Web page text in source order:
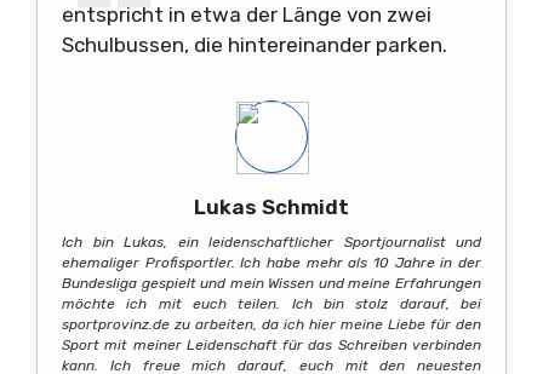
entspricht in etwa der Länge von zwei
Schulbussen, die hintereinander parken.
Lukas Schmidt
Ich bin Lukas, ein leidenschaftlicher Sportjournalist und
ehemaliger Profisportler. Ich habe mehr als 10 Jahre in der
Bundesliga gespielt und mein Wissen und meine Erfahrungen
möchte ich mit euch teilen. Ich bin stolz darauf, bei
sportprovinz.de zu arbeiten, da ich hier meine Liebe für den
Sport mit meiner Leidenschaft für das Schreiben verbinden
kann. Ich freue mich darauf, euch mit den neuesten